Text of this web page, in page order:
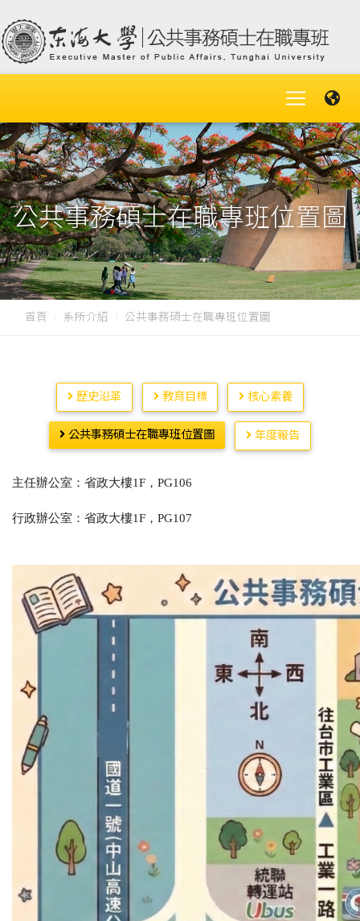
公共事務碩士在職專班位置圖
首頁 系所介紹 公共事務碩士在職專班位置圖
歷史沿革 教育目標 核心素養
公共事務碩士在職專班位置圖 年度報告
主任辦公室：省政大樓1F ， PG106
行政辦公室：省政大樓1F ， PG107